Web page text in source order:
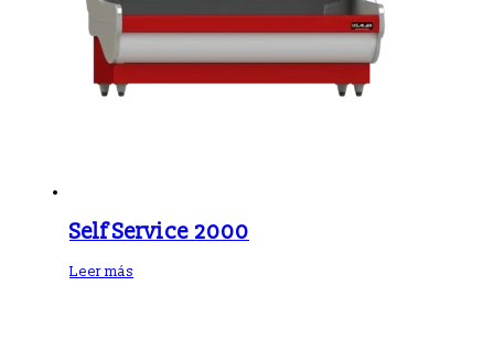
Self Service 2000
Leer más